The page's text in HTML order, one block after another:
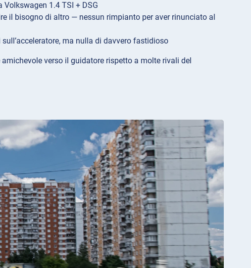
1.4 TSI + DSG
il bisogno di altro — nessun rimpianto per aver rinunciato al
ma nulla di davvero fastidioso
verso il guidatore rispetto a molte rivali del